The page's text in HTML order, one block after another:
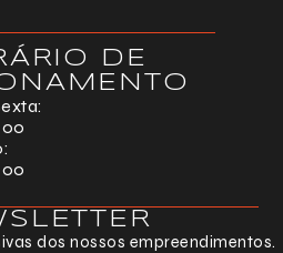
DE
dos nossos empreendimentos.